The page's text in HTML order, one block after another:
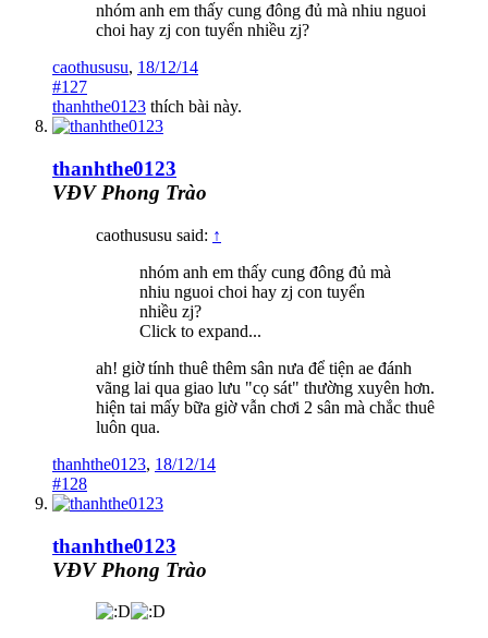
nhóm anh em thấy cung đông đủ mà nhiu nguoi
choi hay zj con tuyển nhiều zj?
caothususu, 18/12/14
#127
thanhthe0123 thích bài này.
thanhthe0123
VĐV Phong Trào
caothususu said: ↑
nhóm anh em thấy cung đông đủ mà
nhiu nguoi choi hay zj con tuyển
nhiều zj?
Click to expand...
ah! giờ tính thuê thêm sân nưa để tiện ae đánh
vãng lai qua giao lưu "cọ sát" thường xuyên hơn.
hiện tai mấy bữa giờ vẫn chơi 2 sân mà chắc thuê
luôn qua.
thanhthe0123, 18/12/14
#128
thanhthe0123
VĐV Phong Trào